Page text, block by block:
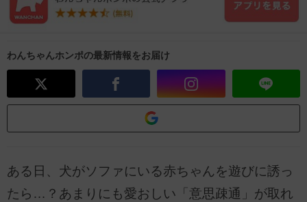
わんちゃんホンポの最新情報をお届け
ある日、犬がソファにいる赤ちゃんを遊びに誘っ
たら…？あまりにも愛おしい「意思疎通」が取れ